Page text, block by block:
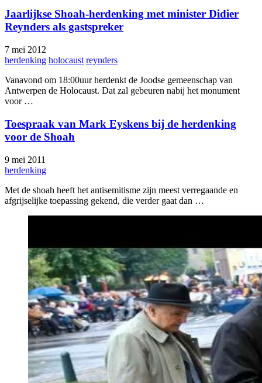
Jaarlijkse Shoah-herdenking met minister Didier
Reynders als gastspreker
7 mei 2012
herdenking holocaust reynders
Vanavond om 18:00uur herdenkt de Joodse gemeenschap van
Antwerpen de Holocaust. Dat zal gebeuren nabij het monument
voor …
Toespraak van Mark Eyskens bij de herdenking
voor de Shoah
9 mei 2011
herdenking
Met de shoah heeft het antisemitisme zijn meest verregaande en
afgrijselijke toepassing gekend, die verder gaat dan …